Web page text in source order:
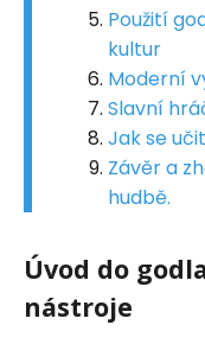
Použití
kultur
Moderní
Slavní
Jak se
Závěr a
hudbě.
Úvod do
nástroje